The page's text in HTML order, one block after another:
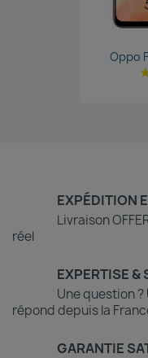

Oppo
EXPÉDITION
Livraison
réel
EXPERTISE &
Une question
répond depuis la
GARANTIE